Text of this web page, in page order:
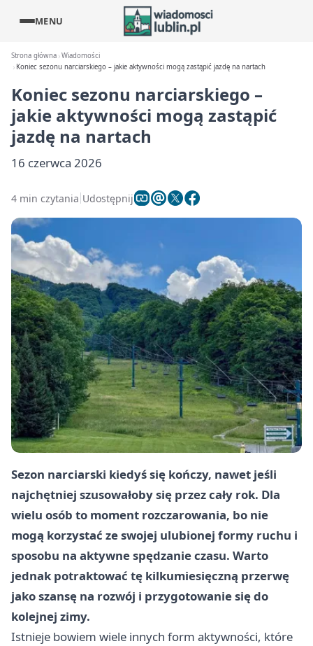
MENU
Strona główna Wiadomości
Koniec sezonu narciarskiego – jakie aktywności mogą zastąpić jazdę na nartach
Koniec sezonu narciarskiego –
jakie aktywności mogą zastąpić
jazdę na nartach
16 czerwca 2026
4 min czytania Udostępnij
Sezon narciarski kiedyś się kończy, nawet jeśli
najchętniej szusowałoby się przez cały rok. Dla
wielu osób to moment rozczarowania, bo nie
mogą korzystać ze swojej ulubionej formy ruchu i
sposobu na aktywne spędzanie czasu. Warto
jednak potraktować tę kilkumiesięczną przerwę
jako szansę na rozwój i przygotowanie się do
kolejnej zimy.
Istnieje bowiem wiele innych form aktywności, które